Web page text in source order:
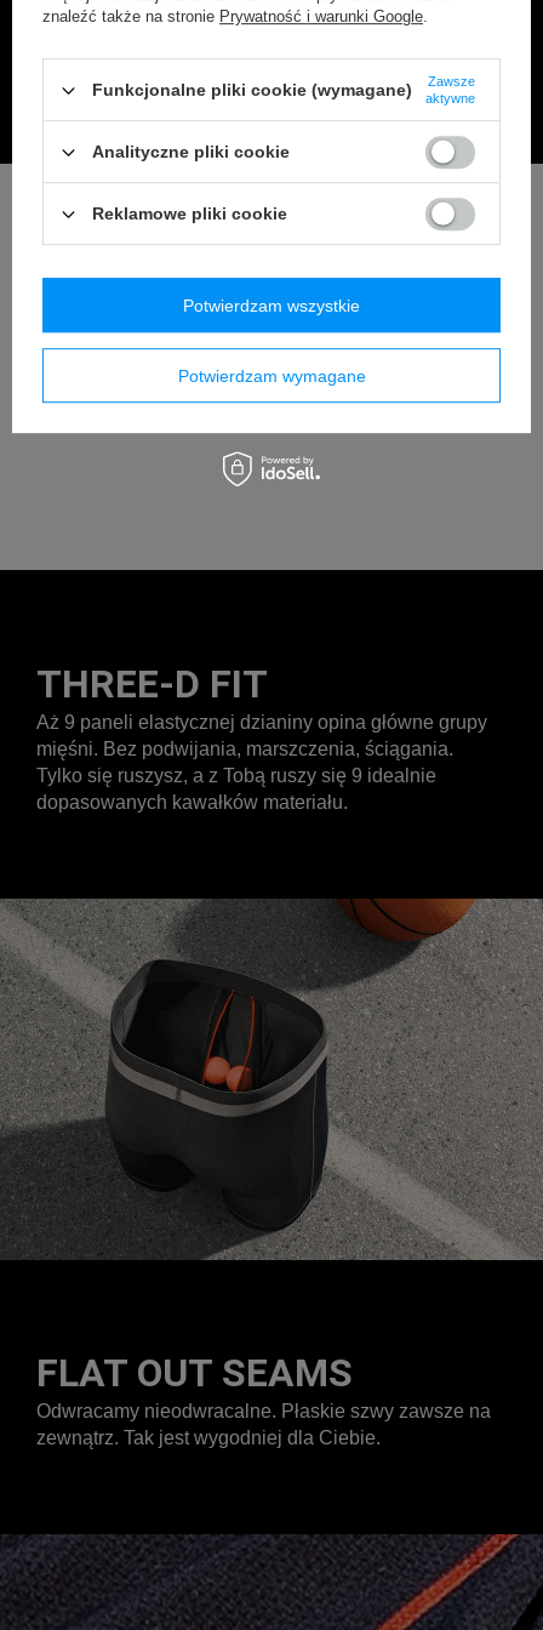
przed promieniowaniem UV dzięki ochronie 20 UPF.
THREE-D FIT
Aż 9 paneli elastycznej dzianiny opina główne grupy
mięśni. Bez podwijania, marszczenia, ściągania.
Tylko się ruszysz, a z Tobą ruszy się 9 idealnie
dopasowanych kawałków materiału.
FLAT OUT SEAMS
Odwracamy nieodwracalne. Płaskie szwy zawsze na
zewnątrz. Tak jest wygodniej dla Ciebie.
znaleźć także na stronie Prywatność i warunki Google.
Funkcjonalne pliki cookie (wymagane)
Zawsze
aktywne
Analityczne pliki cookie
Reklamowe pliki cookie
Potwierdzam wymagane
Potwierdzam wszystkie